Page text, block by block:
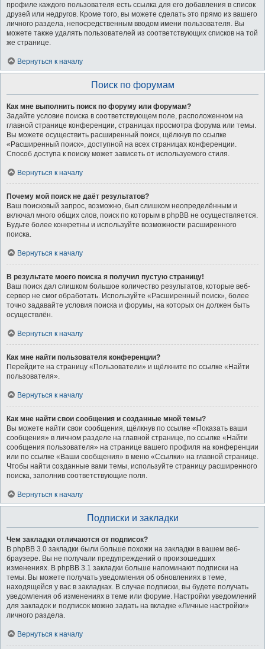
профиле каждого пользователя есть ссылка для его добавления в список
друзей или недругов. Кроме того, вы можете сделать это прямо из вашего
личного раздела, непосредственным вводом имени пользователя. Вы
можете также удалять пользователей из соответствующих списков на той
же странице.
Вернуться к началу
Поиск по форумам
Как мне выполнить поиск по форуму или форумам?
Задайте условие поиска в соответствующем поле, расположенном на
главной странице конференции, страницах просмотра форума или темы.
Вы можете осуществить расширенный поиск, щёлкнув по ссылке
«Расширенный поиск», доступной на всех страницах конференции.
Способ доступа к поиску может зависеть от используемого стиля.
Вернуться к началу
Почему мой поиск не даёт результатов?
Ваш поисковый запрос, возможно, был слишком неопределённым и
включал много общих слов, поиск по которым в phpBB не осуществляется.
Будьте более конкретны и используйте возможности расширенного
поиска.
Вернуться к началу
В результате моего поиска я получил пустую страницу!
Ваш поиск дал слишком большое количество результатов, которые веб-
сервер не смог обработать. Используйте «Расширенный поиск», более
точно задавайте условия поиска и форумы, на которых он должен быть
осуществлён.
Вернуться к началу
Как мне найти пользователя конференции?
Перейдите на страницу «Пользователи» и щёлкните по ссылке «Найти
пользователя».
Вернуться к началу
Как мне найти свои сообщения и созданные мной темы?
Вы можете найти свои сообщения, щёлкнув по ссылке «Показать ваши
сообщения» в личном разделе на главной странице, по ссылке «Найти
сообщения пользователя» на странице вашего профиля на конференции
или по ссылке «Ваши сообщения» в меню «Ссылки» на главной странице.
Чтобы найти созданные вами темы, используйте страницу расширенного
поиска, заполнив соответствующие поля.
Вернуться к началу
Подписки и закладки
Чем закладки отличаются от подписок?
В phpBB 3.0 закладки были больше похожи на закладки в вашем веб-
браузере. Вы не получали предупреждений о произошедших
изменениях. В phpBB 3.1 закладки больше напоминают подписки на
темы. Вы можете получать уведомления об обновлениях в теме,
находящейся у вас в закладках. В случае подписки, вы будете получать
уведомления об изменениях в теме или форуме. Настройки уведомлений
для закладок и подписок можно задать на вкладке «Личные настройки»
личного раздела.
Вернуться к началу